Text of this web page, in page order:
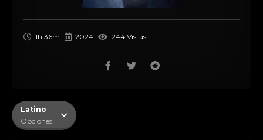
1h 36m 2024 244 Vistas
Latino
Opciones